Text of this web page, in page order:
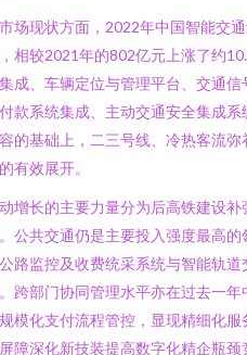
场现状方面，2022年中国智能交
相较2021年的802亿元上涨了约
成、车辆定位与管理平台、交通
款系统集成、主动交通安全集成
的基础上，二三号线、冷热客流
有效展开。
增长的主要力量分为后高铁建设
公共交通仍是主要投入强度最高
路监控及收费统采系统与智能轨
跨部门协同管理水平亦在过去一
模化支付流程管控，显现精细化
障深化新技装提高数字化精企瓶